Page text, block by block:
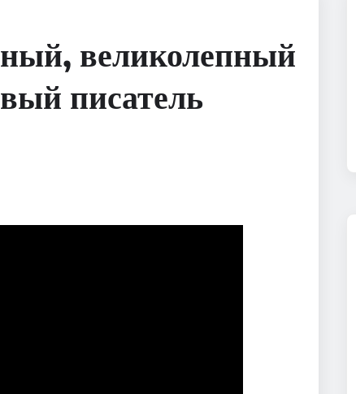
великолепный
писатель